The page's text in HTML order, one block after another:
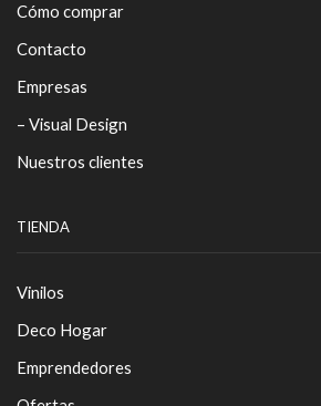
Cómo comprar
Contacto
Empresas
– Visual Design
Nuestros clientes
TIENDA
Vinilos
Deco Hogar
Emprendedores